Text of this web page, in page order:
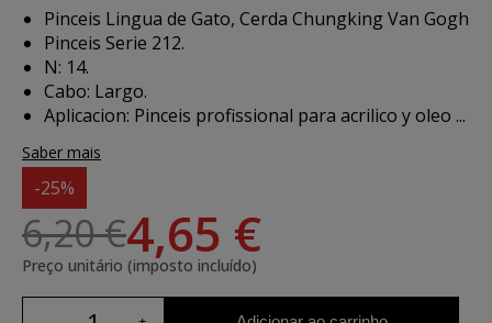
Pinceis Lingua de Gato, Cerda Chungking Van Gogh
Pinceis Serie 212.
N: 14.
Cabo: Largo.
Aplicacion: Pinceis profissional para acrilico y oleo ...
Saber mais
-25%
6,20 €4,65 €
Preço unitário (imposto incluído)